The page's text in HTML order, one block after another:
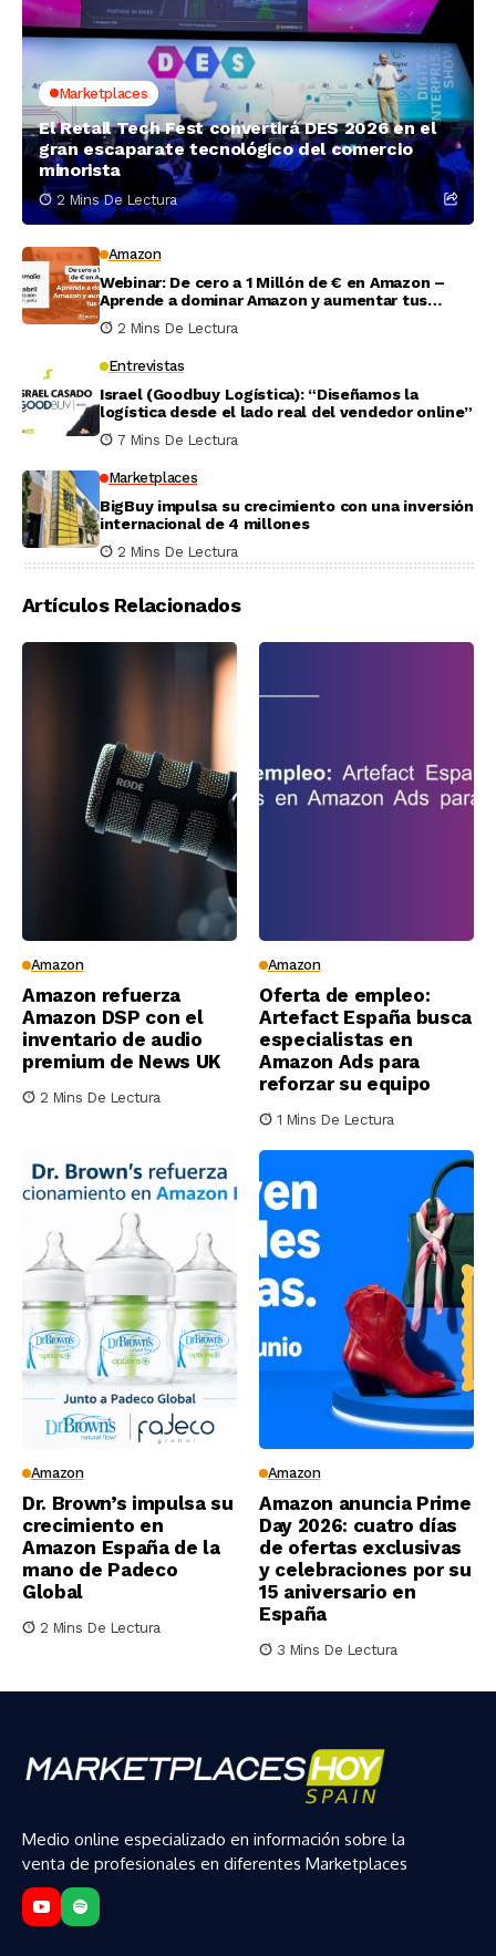
Marketplaces
El Retail Tech Fest convertirá DES 2026 en el
gran escaparate tecnológico del comercio
minorista
2 Mins De Lectura
Amazon
Webinar: De cero a 1 Millón de € en Amazon –
Aprende a dominar Amazon y aumentar tus
ventas
2 Mins De Lectura
Entrevistas
Israel (Goodbuy Logística): “Diseñamos la
logística desde el lado real del vendedor online”
7 Mins De Lectura
Marketplaces
BigBuy impulsa su crecimiento con una inversión
internacional de 4 millones
2 Mins De Lectura
Artículos Relacionados
Amazon
Amazon refuerza
Amazon DSP con el
inventario de audio
premium de News UK
2 Mins De Lectura
Amazon
Oferta de empleo:
Artefact España busca
especialistas en
Amazon Ads para
reforzar su equipo
1 Mins De Lectura
Amazon
Dr. Brown’s impulsa su
crecimiento en
Amazon España de la
mano de Padeco
Global
2 Mins De Lectura
Amazon
Amazon anuncia Prime
Day 2026: cuatro días
de ofertas exclusivas
y celebraciones por su
15 aniversario en
España
3 Mins De Lectura
Medio online especializado en información sobre la
venta de profesionales en diferentes Marketplaces